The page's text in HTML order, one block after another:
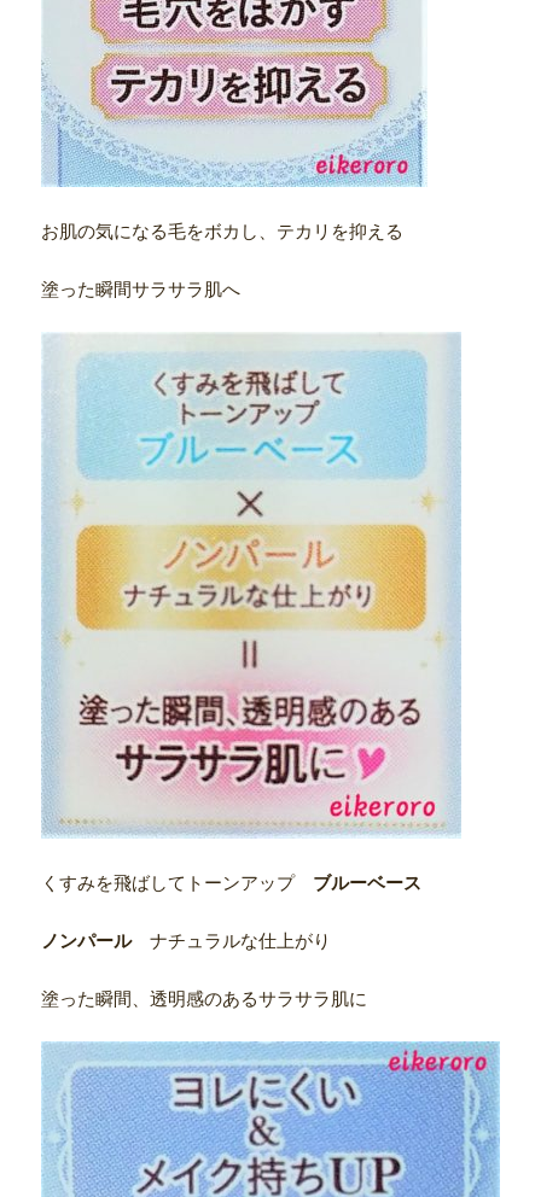
お肌の気になる毛をボカし、テカリを抑える
塗った瞬間サラサラ肌へ
くすみを飛ばしてトーンアップ ブルーベース
ノンパールナチュラルな仕上がり
塗った瞬間、透明感のあるサラサラ肌に